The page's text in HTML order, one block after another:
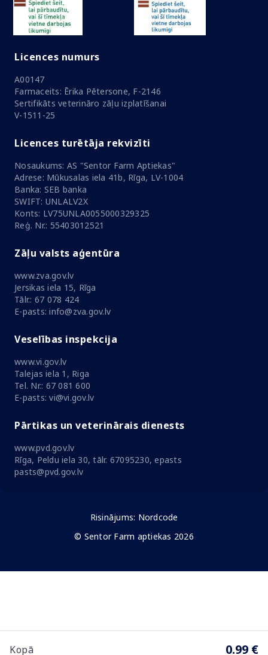
Kopā 0.99 €
Licences numurs
A00147
Farmaceits: Ērika Pētersone, F-2146
Sertifikāts veterināro zāļu izplatīšanai
V-1511-25
Licences turētāja rekvizīti
Nosaukums: AS "Sentor Farm Aptiekas"
Adrese: Mūkusalas iela 41b, Rīga, LV-1004
Banka: SEB banka
SWIFT: UNLALV2X
Konts: LV75UNLA0055000329325
Reģ. Nr.: 55403012521
Zāļu valsts aģentūra
www.zva.gov.lv
Jersikas iela 15, Rīga
Tālr.: 67 078 424
E-pasts: info@zva.gov.lv
Veselības inspekcija
www.vi.gov.lv
Talejas iela 1, Riga
Tel. Nr.: 67 081 600
E-pasts: vi@vi.gov.lv
Pārtikas un veterinārais dienests
www.pvd.gov.lv
Rīga, Peldu iela 30, tālr. 67095230, epasts
pasts@pvd.gov.lv
Risinājums: Nordcode
© Sentor Farm aptiekas 2026